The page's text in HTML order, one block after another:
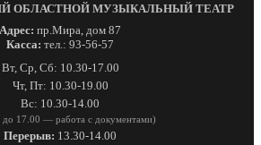
ОБЛАСТНОЙ МУЗЫКАЛЬНЫЙ ТЕАТР
Адрес: пр.Мира, дом 87
Касса: тел.: 93-56-57
Вт, Ср, Сб: 10.30-17.00
Чт, Пт: 10.30-19.00
Вс: 10.30-14.00
до 17.00 — работа с документами)
Перерыв: 13.30-14.00